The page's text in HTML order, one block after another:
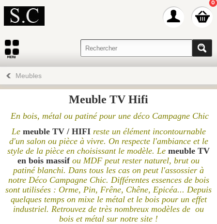
0
Meubles
Meuble TV Hifi
En bois, métal ou patiné pour une déco Campagne Chic
Le meuble TV / HIFI reste un élément incontournable
d'un salon ou pièce à vivre. On respecte l'ambiance et le
style de la pièce en choisissant le modèle. Le meuble TV
en bois massif ou MDF peut rester naturel, brut ou
patiné blanchi. Dans tous les cas on peut l'assossier à
notre Déco Campagne Chic. Différentes essences de bois
sont utilisées : Orme, Pin, Frêne, Chêne, Epicéa... Depuis
quelques temps on mixe le métal et le bois pour un effet
industriel. Retrouvez de très nombreux modèles de ou
bois et métal sur notre site !